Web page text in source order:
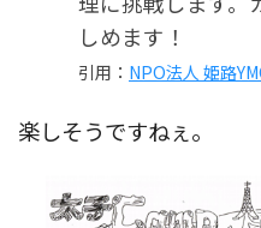
しめます！
引用： NPO法人 姫路
楽しそうですねぇ。